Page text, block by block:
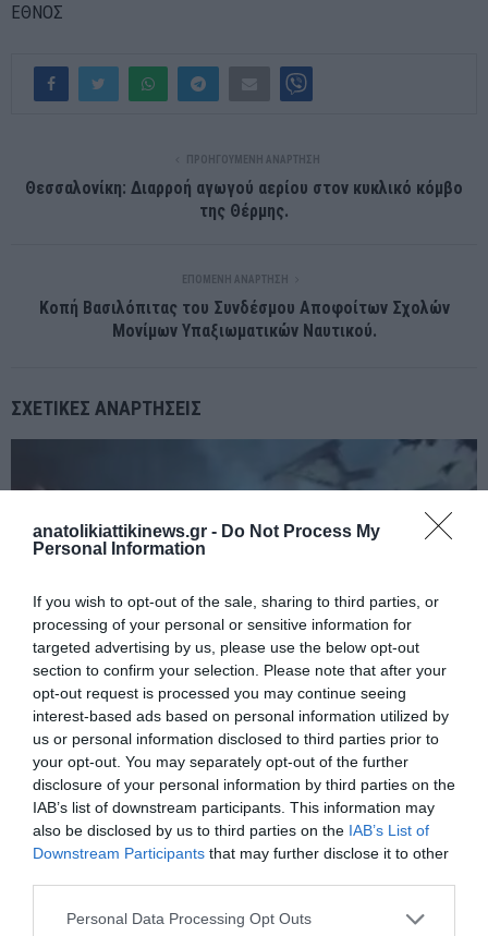
anatolikiattikinews.gr - Do Not Process My
Personal Information
If you wish to opt-out of the sale, sharing to third parties, or
processing of your personal or sensitive information for
targeted advertising by us, please use the below opt-out
section to confirm your selection. Please note that after your
opt-out request is processed you may continue seeing
interest-based ads based on personal information utilized by
us or personal information disclosed to third parties prior to
your opt-out. You may separately opt-out of the further
disclosure of your personal information by third parties on the
IAB’s list of downstream participants. This information may
also be disclosed by us to third parties on the IAB’s List of
Downstream Participants that may further disclose it to other
Personal Data Processing Opt Outs
ΕΘΝΟΣ
ΠΡΟΗΓΟΎΜΕΝΗ ΑΝΆΡΤΗΣΗ
Θεσσαλονίκη: Διαρροή αγωγού αερίου στον κυκλικό κόμβο
της Θέρμης.
ΕΠΌΜΕΝΗ ΑΝΆΡΤΗΣΗ
Κοπή Βασιλόπιτας του Συνδέσμου Αποφοίτων Σχολών
Μονίμων Υπαξιωματικών Ναυτικού.
ΣΧΕΤΙΚΈΣ ΑΝΑΡΤΉΣΕΙΣ
Ιταλία – Τρεις καραμπινιέροι νεκροί σε έκρηξη κατά τη διάρκεια
έξωσης